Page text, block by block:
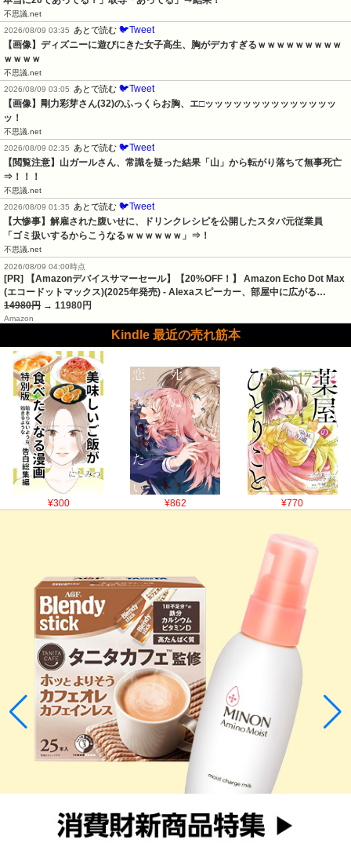
不思議.net
2026/08/09 03:35
あとで読む 🐦Tweet
【画像】ディズニーに遊びにきた女子高生、胸がデカすぎるｗｗｗｗｗｗｗｗｗ
ｗｗｗｗ
不思議.net
2026/08/09 03:05
あとで読む 🐦Tweet
【画像】剛力彩芽さん(32)のふっくらお胸、エ□ッッッッッッッッッッッッッッ
ッ！
不思議.net
2026/08/09 02:35
あとで読む 🐦Tweet
【閲覧注意】山ガールさん、常識を疑った結果「山」から転がり落ちて無事死亡
⇒！！！
不思議.net
2026/08/09 01:35
あとで読む 🐦Tweet
【大惨事】解雇された腹いせに、ドリンクレシピを公開したスタバ元従業員
「ゴミ扱いするからこうなるｗｗｗｗｗｗ」⇒！
不思議.net
2026/08/09 04:00時点
[PR] 【Amazonデバイスサマーセール】【20%OFF！】 Amazon Echo Dot Max
(エコードットマックス)(2025年発売) - Alexaスピーカー、部屋中に広がる…
14980円 → 11980円
Amazon
Kindle 最近の売れ筋本
¥300 ¥862 ¥770